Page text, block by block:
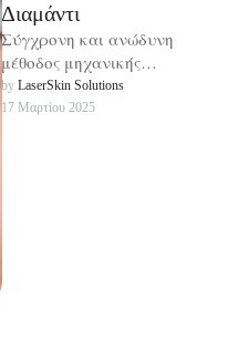
Διαμάντι
Σύγχρονη και ανώδυνη
μέθοδος μηχανικής
απολέπισης.
by LaserSkin Solutions
17 Μαρτίου 2025